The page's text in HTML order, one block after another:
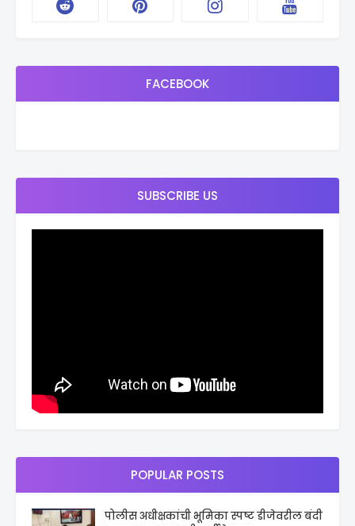
FACEBOOK
SUBSCRIBE US
POPULAR POSTS
पोलीस अधीक्षकांची भूमिका स्पष्ट डीजेवरील बंदी